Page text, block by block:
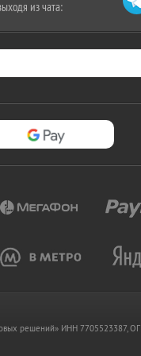
из чата:
решений» ИНН 7705523387,